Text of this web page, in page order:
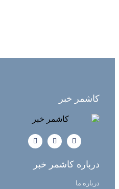
کاشمر خبر
درباره کاشمر خبر
درباره ما